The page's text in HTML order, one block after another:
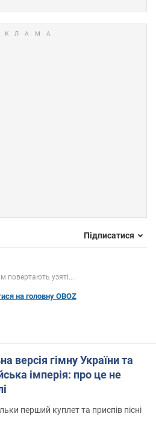
Підписатися
повертають узяті...
на головну OBOZ
версія гімну України та
імперія: про це не
перший куплет та приспів пісні